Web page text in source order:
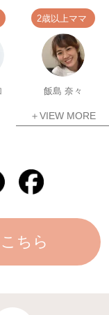
2歳以上ママ
飯島 奈々
＋VIEW MORE
ちら